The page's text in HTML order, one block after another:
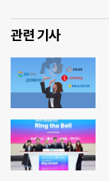
관련 기사